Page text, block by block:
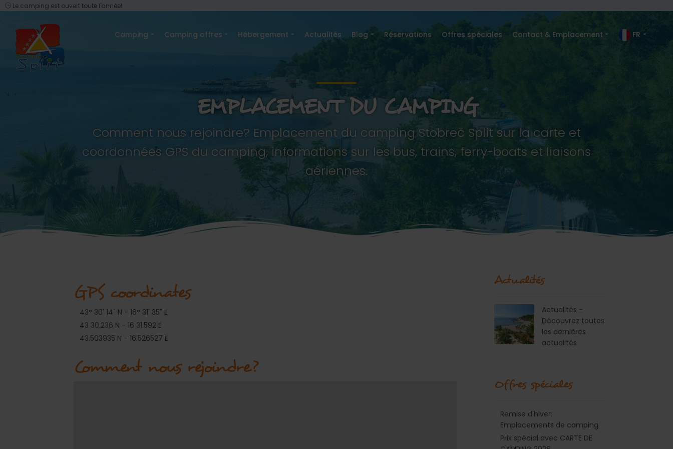
Le camping est ouvert toute l'année!
EMPLACEMENT DU CAMPING
Comment nous rejoindre? Emplacement du camping Stobreč Split sur la carte et
coordonnées GPS du camping, informations sur les bus, trains, ferry-boats et liaisons
aériennes.
GPS coordinates
43° 30' 14" N - 16° 31' 35" E
43 30.236 N - 16 31.592 E
43.503935 N - 16.526527 E
Comment nous rejoindre?
Actualités
Actualités -
Découvrez toutes
les dernières
actualités
Offres spéciales
Remise d'hiver:
Emplacements de camping
Prix spécial avec CARTE DE
Camping Camping offres Hébergement Actualités Blog Réservations Offres spéciales Contact & Emplacement FR